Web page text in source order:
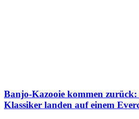
Banjo-Kazooie kommen zurück:
Klassiker landen auf einem